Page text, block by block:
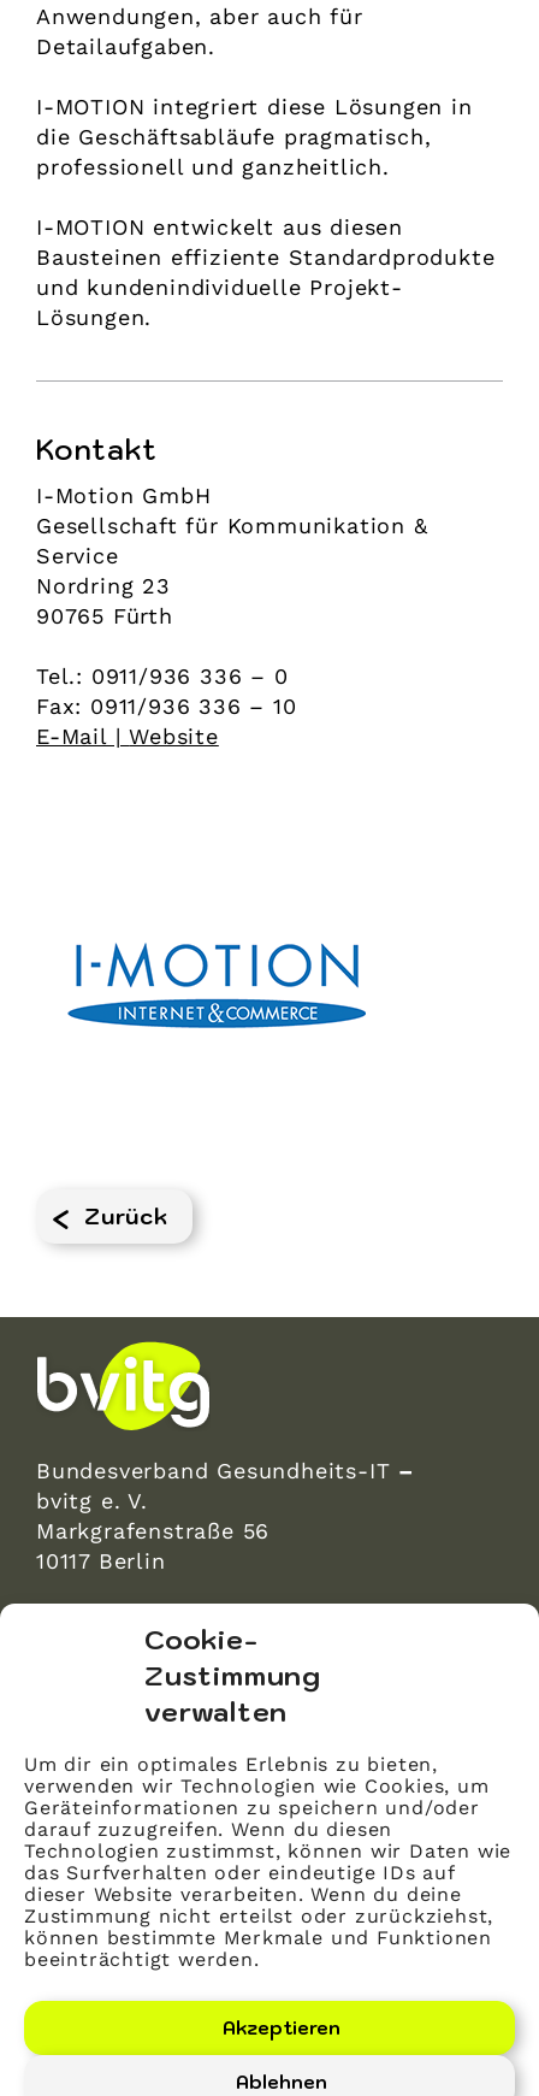
Cookie-
Zustimmung
verwalten
Um dir ein optimales Erlebnis zu bieten,
verwenden wir Technologien wie Cookies, um
Geräteinformationen zu speichern und/oder
darauf zuzugreifen. Wenn du diesen
Technologien zustimmst, können wir Daten wie
das Surfverhalten oder eindeutige IDs auf
dieser Website verarbeiten. Wenn du deine
Zustimmung nicht erteilst oder zurückziehst,
können bestimmte Merkmale und Funktionen
beeinträchtigt werden.
Akzeptieren
Ablehnen
Anwendungen, aber auch für
Detailaufgaben.
I-MOTION integriert diese Lösungen in
die Geschäftsabläufe pragmatisch,
professionell und ganzheitlich.
I-MOTION entwickelt aus diesen
Bausteinen effiziente Standardprodukte
und kundenindividuelle Projekt-
Lösungen.
Kontakt
I-Motion GmbH
Gesellschaft für Kommunikation &
Service
Nordring 23
90765 Fürth
Tel.: 0911/936 336 – 0
Fax: 0911/936 336 – 10
E-Mail |Website
Zurück
Bundesverband Gesundheits-IT –
bvitg e. V.
Markgrafenstraße 56
10117 Berlin
Markgrafenstraße 56
10117 Berlin
Impressum
Kontakt
Datenschutz
Mitglied werden
LinkedIn
YouTube
Bundesverband Gesundheits-IT – bvitg e. V.